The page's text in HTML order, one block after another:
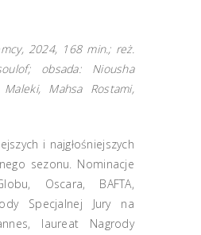
2024, 168 min.; reż.
obsada: Niousha
Mahsa Rostami,
i najgłośniejszych
sezonu. Nominacje
Oscara, BAFTA,
Specjalnej Jury na
laureat Nagrody